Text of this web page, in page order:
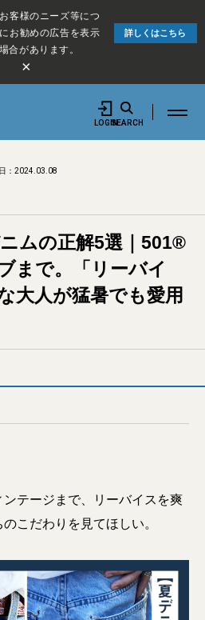
客様のニーズ等につ
お勧めの広告を表示
合があります。
詳しくはこちら
×
LOGINSEARCH
：2024.03.08
ムの正解5選｜501®︎
まで。「リーバイ
大人が猛暑でも愛用
テージまで、リーバイスを爽
こだわりを見てほしい。